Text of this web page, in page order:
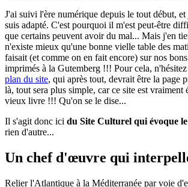
J'ai suivi l'ère numérique depuis le tout début, et
suis adapté. C'est pourquoi il m'est peut-être
que certains peuvent avoir du mal... Mais j'en
n'existe mieux qu'une bonne vielle table des
faisait (et comme on en fait encore) sur nos
imprimés à la Gutemberg !!! Pour cela,
plan du site, qui après tout, devrait être la page
là, tout sera plus simple, car ce site est vraiment
vieux livre !!! Qu'on se le dise...
Il s'agit donc ici du Site Culturel qui évoque
rien d'autre...
Un chef d'œuvre qui
Relier l'Atlantique à la Méditerranée par voie